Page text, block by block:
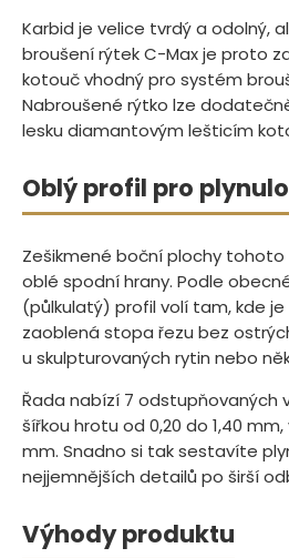
Karbid je velice tvrdý a odolný,
broušení rýtek C-Max je proto
kotouč vhodný pro systém
Nabroušené rýtko lze
lesku diamantovým lešticím
Oblý profil pro
Zešikmené boční plochy
oblé spodní hrany. Podle
(půlkulatý) profil volí tam, kde
zaoblená stopa řezu bez
u skulpturovaných rytin nebo
Řada nabízí 7 odstupňovaných
šířkou hrotu od 0,20 do 1,40
mm. Snadno si tak sestavíte
nejjemnějších detailů po širší
Výhody produktu